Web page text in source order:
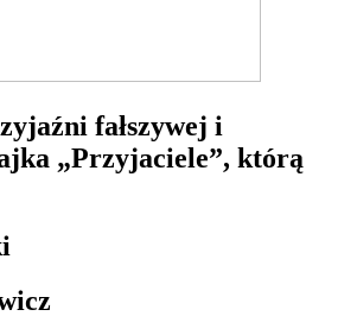
fałszywej i
„Przyjaciele”, którą